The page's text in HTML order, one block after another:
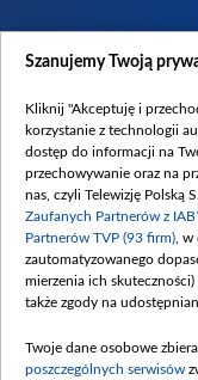
Szanujemy Twoją
Kliknij "Akceptuję i
korzystanie z technologii
dostęp do informacji na
przechowywanie oraz na
nas, czyli Telewizję Polską
Zaufanych Partnerów z
Partnerów TVP (93 firm) ,
zautomatyzowanego
mierzenia ich
także zgody na
Twoje dane osobowe
poszczególnych serwisów